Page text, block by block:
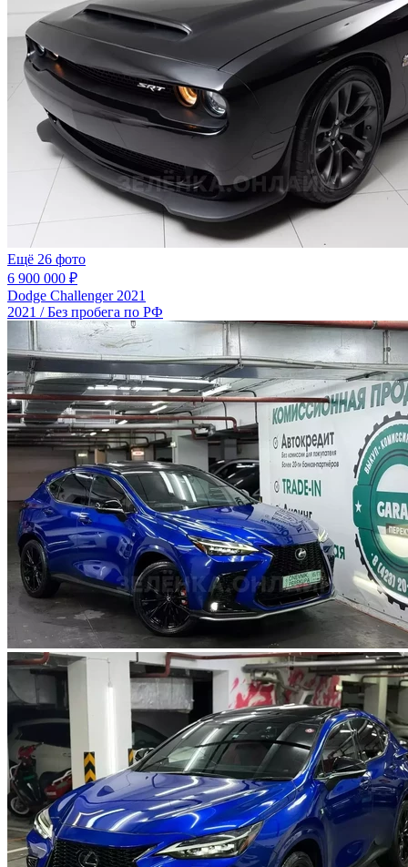
Ещё 26 фото
6 900 000 ₽
Dodge Challenger 2021
2021 / Без пробега по РФ